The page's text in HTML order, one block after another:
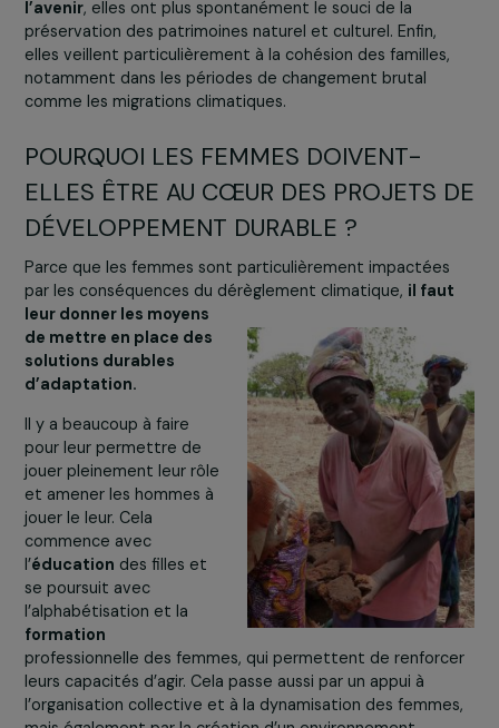
Au-delà de ces engagements traditionnels, les
assument des responsabilités plus fondamentales
encore. Parce qu’elles prennent encore en grande
en charge l’éducation des enfants, elles développent
et de le construire. Avec cettepréoccupation de
l’avenir, elles ont plus spontanément le souci de la
préservation des patrimoines naturel et culturel. Enfin,
elles veillent particulièrement à la cohésion des familles,
notamment dans les périodes de changement brutal
comme les migrations climatiques.
POURQUOI LES FEMMES DOIVENT-
ELLES ÊTRE AU CŒUR DES PROJETS
DÉVELOPPEMENT DURABLE ?
Parce que les femmes sont particulièrement impactées
par les conséquences du dérèglement climatique,il
leur donner les moyens
de mettre en place des
solutions durables
d’adaptation.
Il y a beaucoup à faire
pour leur permettre de
jouer pleinement leur rôle